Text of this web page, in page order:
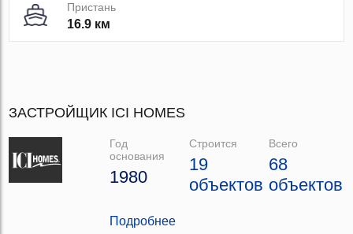
Пристань
16.9 км
ЗАСТРОЙЩИК ICI HOMES
Год
основания
1980
Строится
19
объектов
Всего
68
объектов
Подробнее